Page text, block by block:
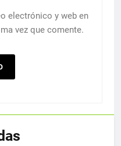
electrónico y web en
vez que comente.